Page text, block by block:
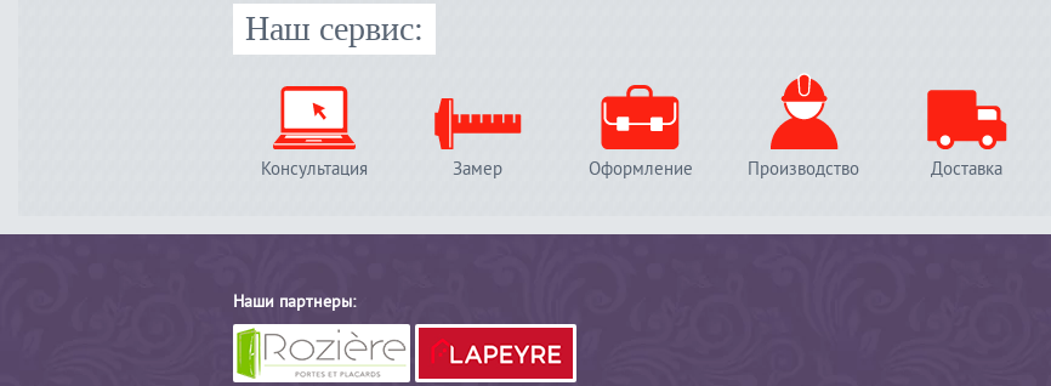
Наш сервис:
Консультация Замер Оформление Производство Доставка
Наши партнеры: